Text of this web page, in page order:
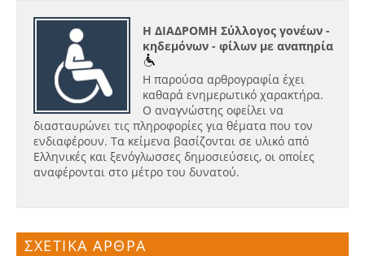
Η ΔΙΑΔΡΟΜΗ Σύλλογος γονέων -
κηδεμόνων - φίλων με αναπηρία
Η παρούσα αρθρογραφία έχει
καθαρά ενημερωτικό χαρακτήρα.
Ο αναγνώστης οφείλει να
διασταυρώνει τις πληροφορίες για θέματα που τον
ενδιαφέρουν. Τα κείμενα βασίζονται σε υλικό από
Ελληνικές και ξενόγλωσσες δημοσιεύσεις, οι οποίες
αναφέρονται στο μέτρο του δυνατού.
ΣΧΕΤΙΚΑ ΑΡΘΡΑ